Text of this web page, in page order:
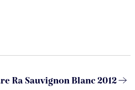
Ra Sauvignon Blanc 2012